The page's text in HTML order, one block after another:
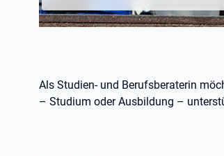
Als Studien- und Berufsberaterin
– Studium oder Ausbildung –